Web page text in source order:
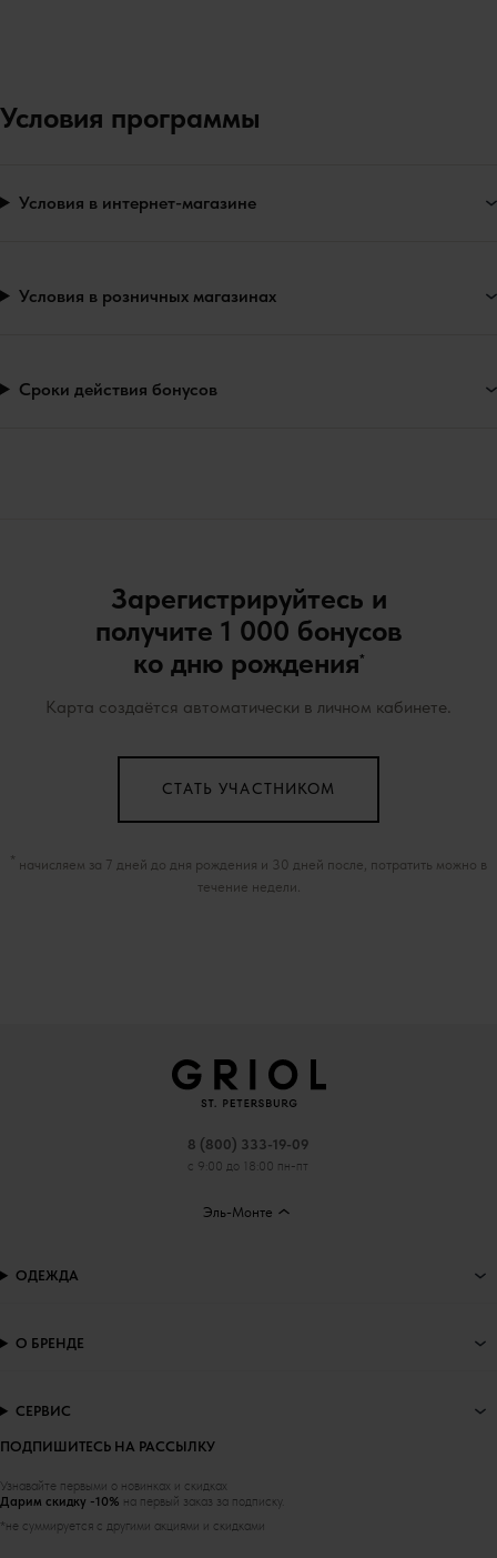
Условия программы
Условия в интернет-магазине
Условия в розничных магазинах
Сроки действия бонусов
Зарегистрируйтесь и
получите 1 000 бонусов
ко дню рождения*
Карта создаётся автоматически в личном кабинете.
СТАТЬ УЧАСТНИКОМ
* начисляем за 7 дней до дня рождения и 30 дней после, потратить можно в
течение недели.
8 (800) 333-19-09
с 9:00 до 18:00 пн-пт
Эль-Монте
ПОДПИШИТЕСЬ НА РАССЫЛКУ
Узнавайте первыми о новинках и скидках
Дарим скидку -10% на первый заказ за подписку.
*не суммируется с другими акциями и скидками
ОДЕЖДА
О БРЕНДЕ
СЕРВИС